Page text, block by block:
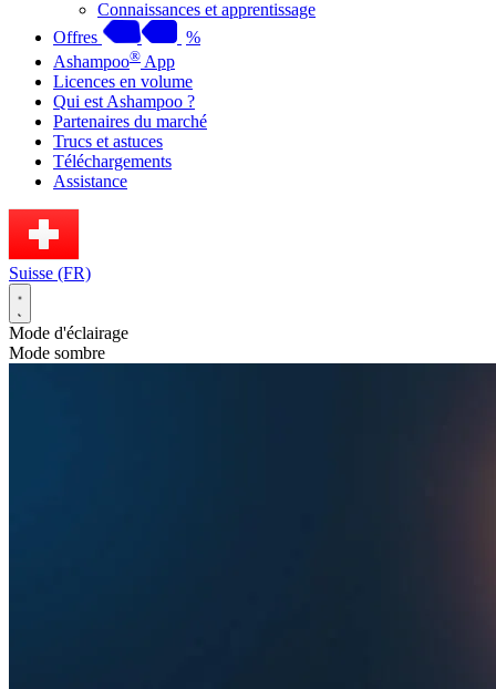
Connaissances et apprentissage
Offres
%
Ashampoo® App
Licences en volume
Qui est Ashampoo ?
Partenaires du marché
Trucs et astuces
Téléchargements
Assistance
Suisse (FR)
Mode d'éclairage
Mode sombre